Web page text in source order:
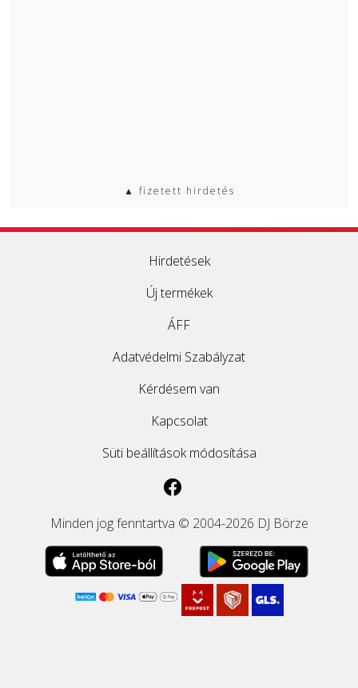
▲ fizetett hirdetés
Hirdetések
Új termékek
ÁFF
Adatvédelmi Szabályzat
Kérdésem van
Kapcsolat
Süti beállítások módosítása
Minden jog fenntartva © 2004-2026 DJ Börze